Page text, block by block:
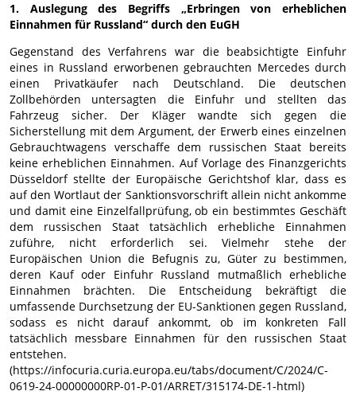
1. Auslegung des Begriffs „Erbringen von erheblichen
Einnahmen für Russland“ durch den EuGH
Gegenstand des Verfahrens war die beabsichtigte Einfuhr
eines in Russland erworbenen gebrauchten Mercedes durch
einen Privatkäufer nach Deutschland. Die deutschen
Zollbehörden untersagten die Einfuhr und stellten das
Fahrzeug sicher. Der Kläger wandte sich gegen die
Sicherstellung mit dem Argument, der Erwerb eines einzelnen
Gebrauchtwagens verschaffe dem russischen Staat bereits
keine erheblichen Einnahmen. Auf Vorlage des Finanzgerichts
Düsseldorf stellte der Europäische Gerichtshof klar, dass es
auf den Wortlaut der Sanktionsvorschrift allein nicht ankomme
und damit eine Einzelfallprüfung, ob ein bestimmtes Geschäft
dem russischen Staat tatsächlich erhebliche Einnahmen
zuführe, nicht erforderlich sei. Vielmehr stehe der
Europäischen Union die Befugnis zu, Güter zu bestimmen,
deren Kauf oder Einfuhr Russland mutmaßlich erhebliche
Einnahmen brächten. Die Entscheidung bekräftigt die
umfassende Durchsetzung der EU-Sanktionen gegen Russland,
sodass es nicht darauf ankommt, ob im konkreten Fall
tatsächlich messbare Einnahmen für den russischen Staat
entstehen.
(https://infocuria.curia.europa.eu/tabs/document/C/2024/C-
0619-24-00000000RP-01-P-01/ARRET/315174-DE-1-html)